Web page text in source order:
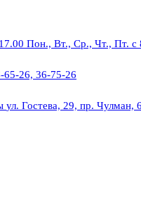
Пон., Вт., Ср., Чт., Пт. с
65-26, 36-75-26
ул. Гостева, 29, пр. Чулман,